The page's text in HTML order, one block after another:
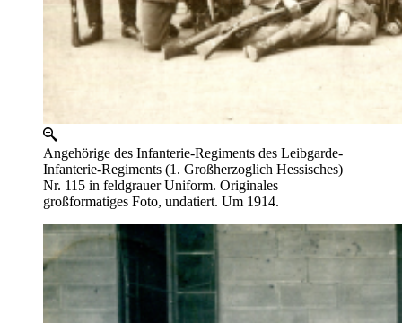
Angehörige des Infanterie-Regiments des Leibgarde-
Infanterie-Regiments (1. Großherzoglich Hessisches)
Nr. 115 in feldgrauer Uniform. Originales
großformatiges Foto, undatiert. Um 1914.